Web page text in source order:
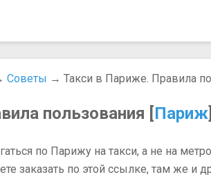
Советы → Такси в Париже. Правила
пользования [Париж]
по Парижу на такси, а не на
заказать по этой ссылке, там же и